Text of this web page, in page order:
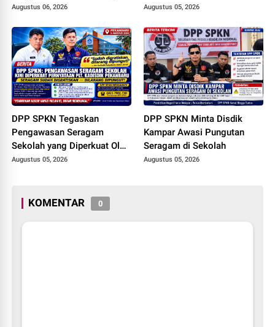
Augustus 06, 2026
International dari 70 Ribu
Dunia
Augustus 05, 2026
DPP SPKN Tegaskan
Pengawasan Seragam
Sekolah yang Diperkuat Oleh
Peryataan Plt. KADISDIK
Augustus 05, 2026
DPP SPKN Minta Disdik
Kampar Awasi Pungutan
Seragam di Sekolah
Augustus 05, 2026
KOMENTAR 0